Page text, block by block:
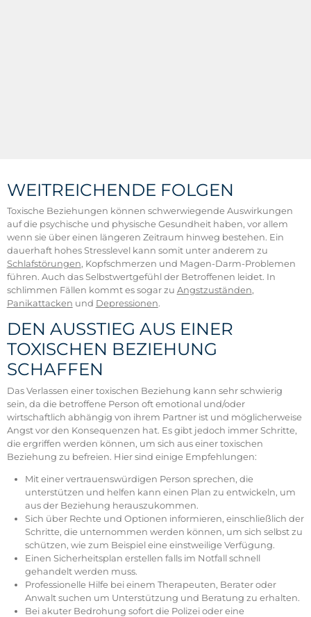
WEITREICHENDE FOLGEN
Toxische Beziehungen können schwerwiegende Auswirkungen
auf die psychische und physische Gesundheit haben, vor allem
wenn sie über einen längeren Zeitraum hinweg bestehen. Ein
dauerhaft hohes Stresslevel kann somit unter anderem zu
Schlafstörungen, Kopfschmerzen und Magen-Darm-Problemen
führen. Auch das Selbstwertgefühl der Betroffenen leidet. In
schlimmen Fällen kommt es sogar zu Angstzuständen,
Panikattacken und Depressionen.
DEN AUSSTIEG AUS EINER
TOXISCHEN BEZIEHUNG
SCHAFFEN
Das Verlassen einer toxischen Beziehung kann sehr schwierig
sein, da die betroffene Person oft emotional und/oder
wirtschaftlich abhängig von ihrem Partner ist und möglicherweise
Angst vor den Konsequenzen hat. Es gibt jedoch immer Schritte,
die ergriffen werden können, um sich aus einer toxischen
Beziehung zu befreien. Hier sind einige Empfehlungen:
Mit einer vertrauenswürdigen Person sprechen, die
unterstützen und helfen kann einen Plan zu entwickeln, um
aus der Beziehung herauszukommen.
Sich über Rechte und Optionen informieren, einschließlich der
Schritte, die unternommen werden können, um sich selbst zu
schützen, wie zum Beispiel eine einstweilige Verfügung.
Einen Sicherheitsplan erstellen falls im Notfall schnell
gehandelt werden muss.
Professionelle Hilfe bei einem Therapeuten, Berater oder
Anwalt suchen um Unterstützung und Beratung zu erhalten.
Bei akuter Bedrohung sofort die Polizei oder eine